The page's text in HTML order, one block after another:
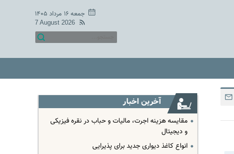
جمعه ۱۶ مرداد ۱۴۰۵
7 August 2026
آخرین اخبار
مقایسه هزینه اجرت، مالیات و حباب در نقره فیزیکی
و دیجیتال
انواع کاغذ دیواری جدید برای پذیرایی